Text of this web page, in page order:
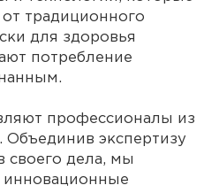
традиционного
для здоровья
потребление
профессионалы из
экспертизу
своего дела, мы
инновационные